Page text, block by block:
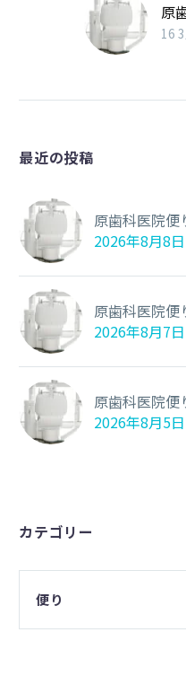
原
16
最近の投稿
原歯科医院便
2026年8月8日
原歯科医院便
2026年8月7日
原歯科医院便
2026年8月5日
カテゴリー
便り